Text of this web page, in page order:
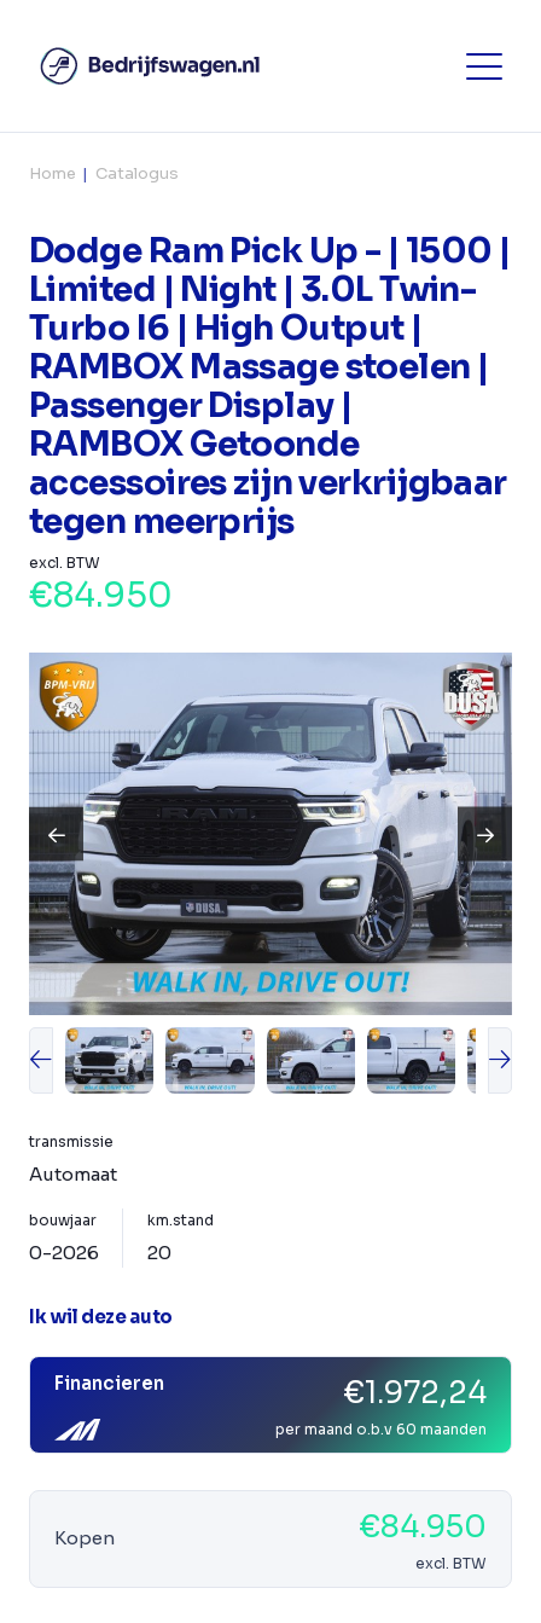
Home Catalogus
Dodge Ram Pick Up - | 1500 |
Limited | Night | 3.0L Twin-
Turbo I6 | High Output |
RAMBOX Massage stoelen |
Passenger Display |
RAMBOX Getoonde
accessoires zijn verkrijgbaar
tegen meerprijs
excl. BTW
€84.950
transmissie
Automaat
bouwjaar
0-2026
km.stand
20
Ik wil deze auto
Financieren €1.972,24
per maand o.b.v 60 maanden
Kopen €84.950
excl. BTW